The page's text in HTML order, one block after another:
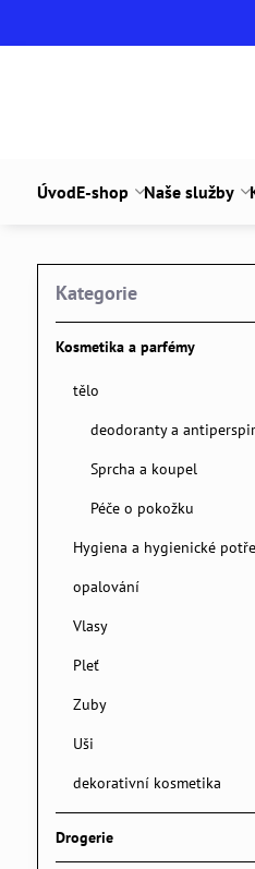
ÚvodE-shop Naše služby
Kategorie
Kosmetika a parfémy
tělo
deodoranty a
Sprcha a koupel
Péče o pokožku
Hygiena a hygienické
opalování
Vlasy
Pleť
Zuby
Uši
dekorativní kosmetika
Drogerie